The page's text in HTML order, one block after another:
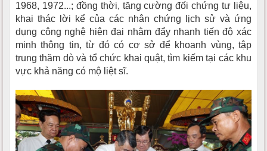
1968, 1972...; đồng thời, tăng cường đối chứng tư liệu,
khai thác lời kể của các nhân chứng lịch sử và ứng
dụng công nghệ hiện đại nhằm đẩy nhanh tiến độ xác
minh thông tin, từ đó có cơ sở để khoanh vùng, tập
trung thăm dò và tổ chức khai quật, tìm kiếm tại các khu
vực khả năng có mộ liệt sĩ.